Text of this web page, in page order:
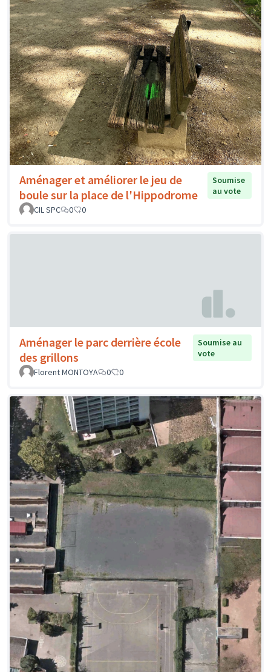
Aménager et améliorer le jeu de
boule sur la place de l'Hippodrome
Soumise
au vote
CIL SPC
0 0
Aménager le parc derrière école
des grillons
Soumise au
vote
Florent MONTOYA
0 0